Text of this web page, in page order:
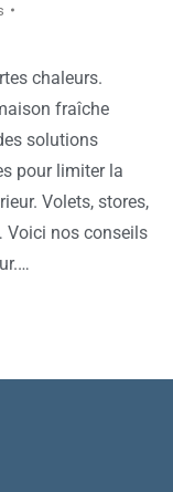
chaleurs.
fraîche
solutions
pour limiter la
Volets, stores,
Voici nos conseils